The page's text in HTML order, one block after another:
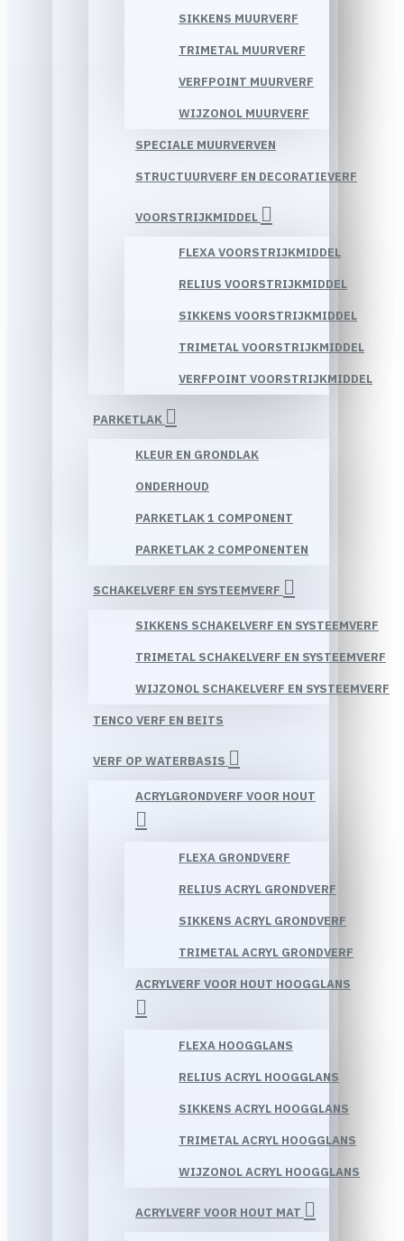
SIKKENS MUURVERF
TRIMETAL MUURVERF
VERFPOINT MUURVERF
WIJZONOL MUURVERF
SPECIALE MUURVERVEN
STRUCTUURVERF EN DECORATIEVERF
VOORSTRIJKMIDDEL
FLEXA VOORSTRIJKMIDDEL
RELIUS VOORSTRIJKMIDDEL
SIKKENS VOORSTRIJKMIDDEL
TRIMETAL VOORSTRIJKMIDDEL
VERFPOINT VOORSTRIJKMIDDEL
PARKETLAK
KLEUR EN GRONDLAK
ONDERHOUD
PARKETLAK 1 COMPONENT
PARKETLAK 2 COMPONENTEN
SCHAKELVERF EN SYSTEEMVERF
SIKKENS SCHAKELVERF EN SYSTEEMVERF
TRIMETAL SCHAKELVERF EN SYSTEEMVERF
WIJZONOL SCHAKELVERF EN SYSTEEMVERF
TENCO VERF EN BEITS
VERF OP WATERBASIS
ACRYLGRONDVERF VOOR HOUT
FLEXA GRONDVERF
RELIUS ACRYL GRONDVERF
SIKKENS ACRYL GRONDVERF
TRIMETAL ACRYL GRONDVERF
ACRYLVERF VOOR HOUT HOOGGLANS
FLEXA HOOGGLANS
RELIUS ACRYL HOOGGLANS
SIKKENS ACRYL HOOGGLANS
TRIMETAL ACRYL HOOGGLANS
WIJZONOL ACRYL HOOGGLANS
ACRYLVERF VOOR HOUT MAT